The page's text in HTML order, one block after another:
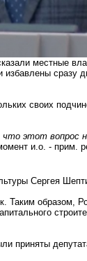
местные
избавлены сразу
своих
что этот вопрос
и.о. - прим.
Сергея
Таким образом,
приняты